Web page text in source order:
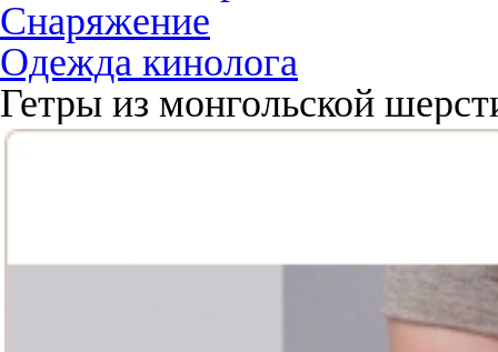
Снаряжение
Одежда кинолога
Гетры из монгольской